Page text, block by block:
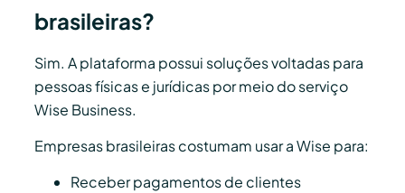
brasileiras?
Sim. A plataforma possui soluções voltadas para
pessoas físicas e jurídicas por meio do serviço
Wise Business.
Empresas brasileiras costumam usar a Wise para:
Receber pagamentos de clientes